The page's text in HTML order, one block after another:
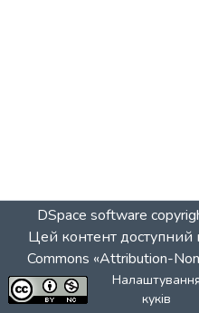
DSpace software
Цей контент доступний
Commons «Attribution-
Налаштування
куків